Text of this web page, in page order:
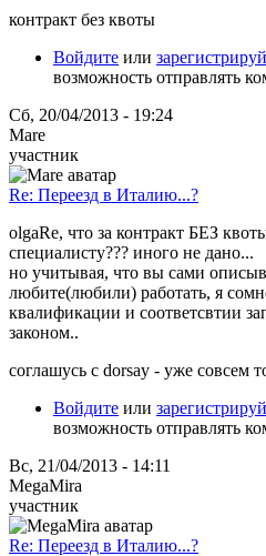
контракт без квоты
Войдите или
возможность отправлять
Сб, 20/04/2013 - 19:24
Mare
участник
Re: Переезд в Италию...?
olgaRe, что за контракт БЕЗ
специалисту??? иного не дано...
но учитывая, что вы сами
любите(любили) работать, я
квалификации и соответсвтии
законом..
соглашусь с dorsay - уже совсем
Войдите или
возможность отправлять
Вс, 21/04/2013 - 14:11
MegaMira
участник
Re: Переезд в Италию...?